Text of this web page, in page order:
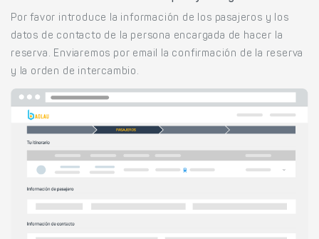
Por favor introduce la información de los pasajeros y los
datos de contacto de la persona encargada de hacer la
reserva. Enviaremos por email la confirmación de la reserva
y la orden de intercambio.